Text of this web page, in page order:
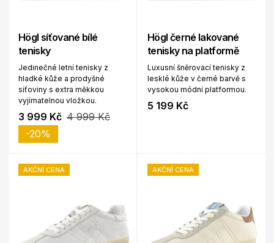
Högl síťované bílé
tenisky
Jedinečné letní tenisky z
hladké kůže a prodyšné
síťoviny s extra měkkou
vyjímatelnou vložkou.
3 999 Kč 4 999 Kč
-20%
Högl černé lakované
tenisky na platformě
Luxusní šněrovací tenisky z
lesklé kůže v černé barvě s
vysokou módní platformou.
5 199 Kč
AKČNÍ CENA AKČNÍ CENA